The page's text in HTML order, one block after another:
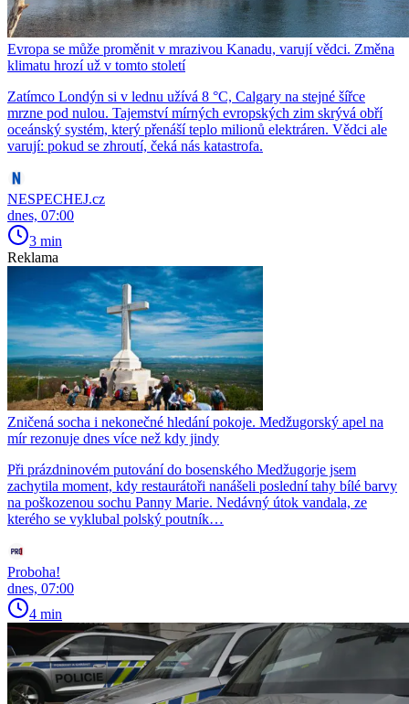
Evropa se může proměnit v mrazivou Kanadu, varují vědci. Změna
klimatu hrozí už v tomto století
Zatímco Londýn si v lednu užívá 8 °C, Calgary na stejné šířce
mrzne pod nulou. Tajemství mírných evropských zim skrývá obří
oceánský systém, který přenáší teplo milionů elektráren. Vědci ale
varují: pokud se zhroutí, čeká nás katastrofa.
NESPECHEJ.cz
dnes, 07:00
3 min
Reklama
Zničená socha i nekonečné hledání pokoje. Medžugorský apel na
mír rezonuje dnes více než kdy jindy
Při prázdninovém putování do bosenského Medžugorje jsem
zachytila moment, kdy restaurátoři nanášeli poslední tahy bílé barvy
na poškozenou sochu Panny Marie. Nedávný útok vandala, ze
kterého se vyklubal polský poutník…
Proboha!
dnes, 07:00
4 min